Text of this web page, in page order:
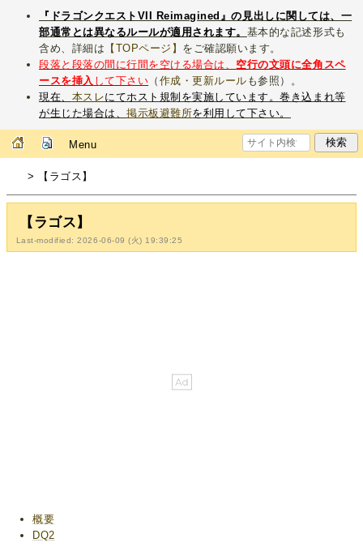
『ドラゴンクエストVII Reimagined』の見出しに関しては、一
部通常とは異なるルールが適用されます。 基本的な記述形式も
含め、詳細は 【TOPページ】 をご確認願います。
段落と段落の間に行間を空ける場合は、 空行の文頭に全角スペ
ースを挿入 して下さい （ 作成・更新ルール も参照）。
現在、 本スレにてホスト規制を実施しています。巻き込まれ等
が生じた場合は、掲示板避難所を利用して下さい。
Menu
> 【ラゴス】
【ラゴス】
Last-modified: 2026-06-09 (火) 19:39:25
概要
DQ2